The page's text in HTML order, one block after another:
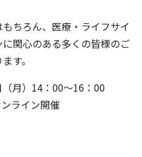
ちろん、医療・ライフサイ
関心のある多くの皆様のご
す。
（月）14：00～16：00
ライン開催